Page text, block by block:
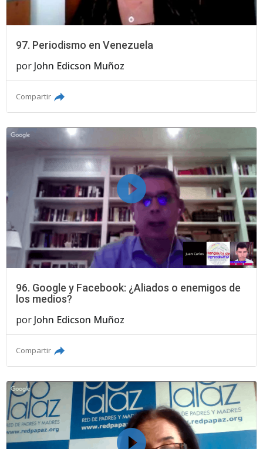
97. Periodismo en Venezuela
por John Edicson Muñoz
Compartir
96. Google y Facebook: ¿Aliados o enemigos de
los medios?
por John Edicson Muñoz
Compartir